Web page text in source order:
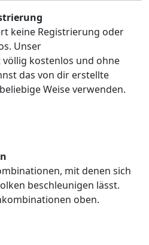
keine Registrierung oder
Unser
kostenlos und ohne
das von dir erstellte
Weise verwenden.
mit denen sich
beschleunigen lässt.
oben.